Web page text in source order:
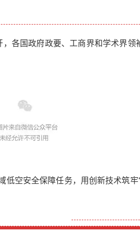
各国政府政要、工商界和学术界
空安全保障任务，用创新技术筑